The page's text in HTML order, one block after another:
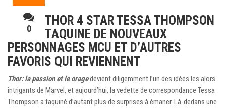
0
THOR 4 STAR TESSA THOMPSON
TAQUINE DE NOUVEAUX
PERSONNAGES MCU ET D’AUTRES
FAVORIS QUI REVIENNENT
Thor: la passion et le oragedevient diligemment l’un des idées les alors
intrigants de Marvel, et aujourd’hui, la vedette de correspondance Tessa
Thompson a taquiné d’autant plus de surprises à émaner. Là-dedans une